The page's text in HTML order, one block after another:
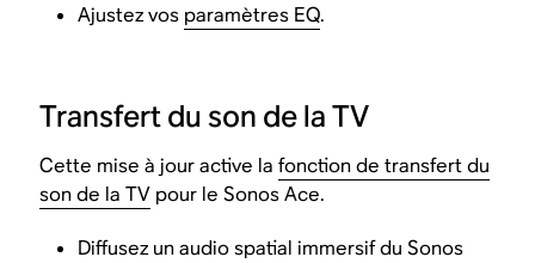
Ajustez vos paramètres EQ.
Transfert du son de la TV
Cette mise à jour active lafonction de transfert du
son de la TV pour le Sonos Ace.
Diffusez un audio spatial immersif du Sonos